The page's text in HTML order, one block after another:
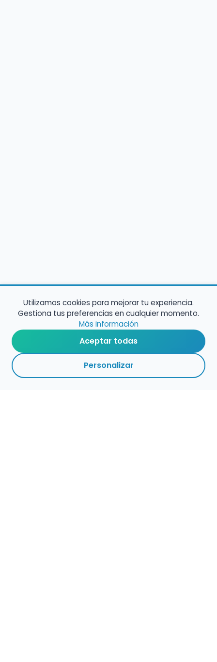
Utilizamos cookies para mejorar tu experiencia.
Gestiona tus preferencias en cualquier momento.
Más información
Aceptar todas
Personalizar